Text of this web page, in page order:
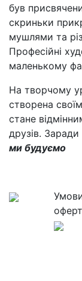
був
скриньки
мушлями та
Професійні
маленькому
На творчому
створена
стане
друзів. Заради
ми будуємо